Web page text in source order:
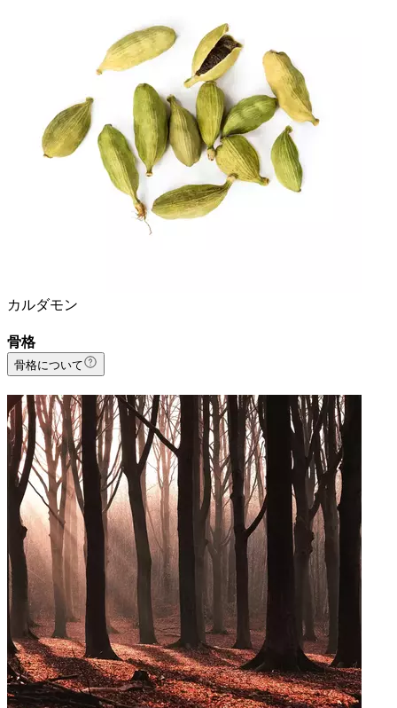
カルダモン
骨格
骨格について